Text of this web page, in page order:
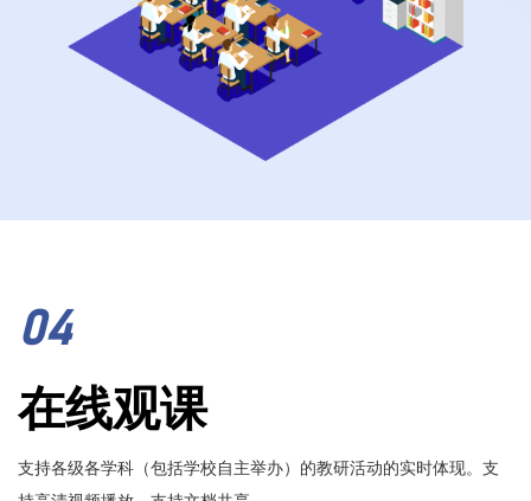
04
在线观课
支持各级各学科（包括学校自主举办）的教研活动的实时体现。支